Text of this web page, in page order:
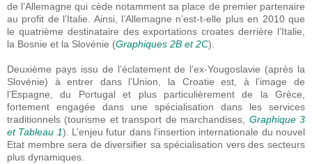
de l’Allemagne qui cède notamment sa place de premier partenaire
au profit de l’Italie. Ainsi, l’Allemagne n’est-t-elle plus en 2010 que
le quatrième destinataire des exportations croates derrière l’Italie,
la Bosnie et la Slovénie (Graphiques 2B et 2C).
Deuxième pays issu de l’éclatement de l’ex-Yougoslavie (après la
Slovénie) à entrer dans l’Union, la Croatie est, à l’image de
l’Espagne, du Portugal et plus particulièrement de la Grèce,
fortement engagée dans une spécialisation dans les services
traditionnels (tourisme et transport de marchandises, Graphique 3
et Tableau 1). L’enjeu futur dans l’insertion internationale du nouvel
Etat membre sera de diversifier sa spécialisation vers des secteurs
plus dynamiques.